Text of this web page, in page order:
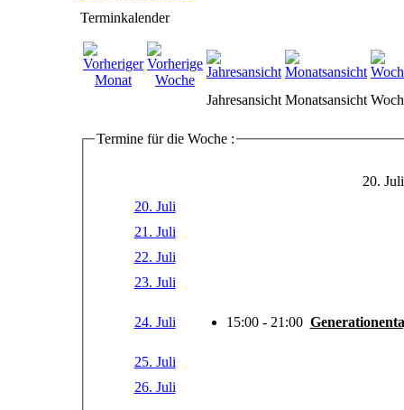
Terminkalender
Jahresansicht Monatsansicht
Termine für die Woche :
20.
20. Juli
21. Juli
22. Juli
23. Juli
24. Juli 15:00 - 21:00
25. Juli
26. Juli